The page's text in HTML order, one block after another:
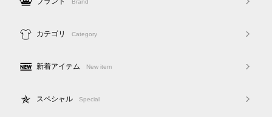
Brand
カテゴリ Category
新着アイテム New item
スペシャル Special